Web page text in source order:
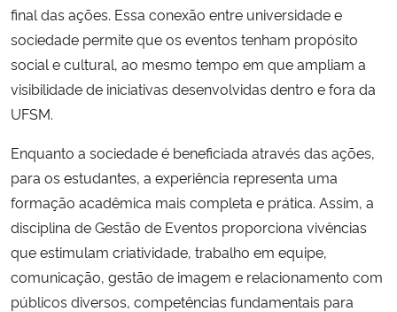
final das ações. Essa conexão entre universidade e
sociedade permite que os eventos tenham propósito
social e cultural, ao mesmo tempo em que ampliam a
visibilidade de iniciativas desenvolvidas dentro e fora da
UFSM.
Enquanto a sociedade é beneficiada através das ações,
para os estudantes, a experiência representa uma
formação acadêmica mais completa e prática. Assim, a
disciplina de Gestão de Eventos proporciona vivências
que estimulam criatividade, trabalho em equipe,
comunicação, gestão de imagem e relacionamento com
públicos diversos, competências fundamentais para